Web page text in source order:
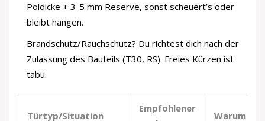
Poldicke + 3-5 mm Reserve, sonst scheuert’s oder
bleibt hängen.
Brandschutz/Rauchschutz? Du richtest dich nach der
Zulassung des Bauteils (T30, RS). Freies Kürzen ist
tabu.
Türtyp/Situation
Empfohlener
Warum